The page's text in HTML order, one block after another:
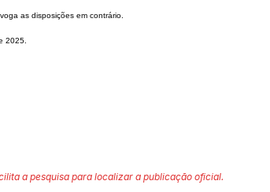
as disposições em contrário.
2025.
a pesquisa para localizar a publicação oficial.